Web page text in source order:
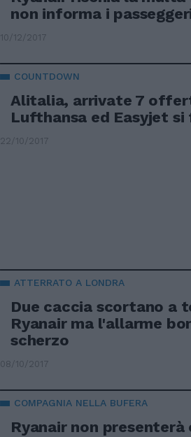
non informa i
10/12/2017
COUNTDOWN
Alitalia, arrivate 7
Lufthansa ed Easyjet
22/10/2017
ATTERRATO A LONDRA
Due caccia scortano a
Ryanair ma l'allarme
scherzo
08/10/2017
COMPAGNIA NELLA BUFERA
Ryanair non